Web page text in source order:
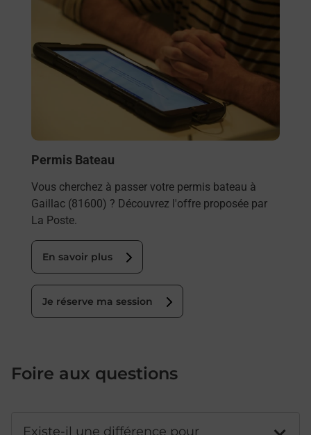
Permis Bateau
Vous cherchez à passer votre permis bateau à
Gaillac (81600) ? Découvrez l'offre proposée par
La Poste.
En savoir plus
Je réserve ma session
Foire aux questions
Existe-il une différence pour